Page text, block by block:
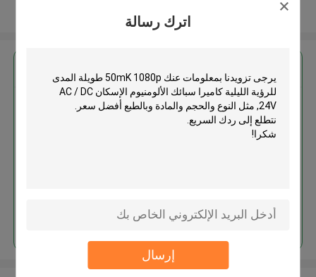
اترك رسالة
إرسال
عرض المزيد
50mK 1080p طويلة المدى للرؤية
الليلية كاميرا سبائك الألومنيوم
استمر